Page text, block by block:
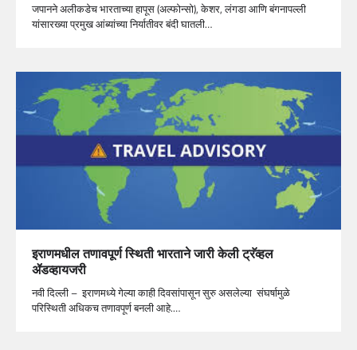
जपानने अलीकडेच भारताच्या हापूस (अल्फोन्सो), केशर, लंगडा आणि बंगनापल्ली
यांसारख्या प्रमुख आंब्यांच्या निर्यातीवर बंदी घातली…
इराणमधील तणावपूर्ण स्थिती भारताने जारी केली ट्रॅव्हल
ॲडव्हायजरी
नवी दिल्ली – इराणमध्ये गेल्या काही दिवसांपासून सुरु असलेल्या संघर्षामुळे
परिस्थिती अधिकच तणावपूर्ण बनली आहे.…